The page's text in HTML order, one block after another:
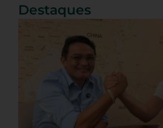
Destaques